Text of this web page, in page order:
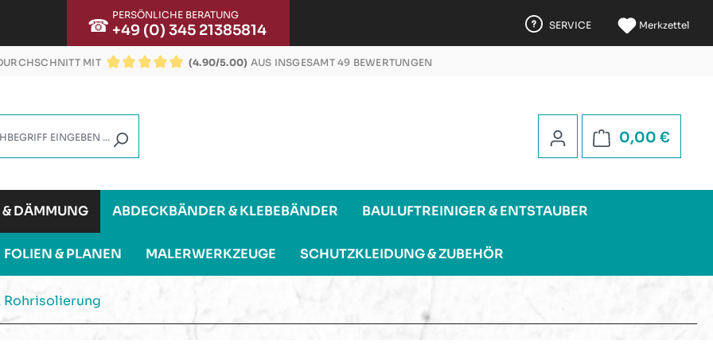
☎ PERSÖNLICHE BERATUNG
+49 (0) 345 21385814 SERVICE Merkzettel
MIT
(4.90/5.00) AUS INSGESAMT 49 BEWERTUNGEN
0,00 €
DÄMMUNG ABDECKBÄNDER & KLEBEBÄNDER BAULUFTREINIGER & ENTSTAUBER
FOLIEN & PLANEN MALERWERKZEUGE SCHUTZKLEIDUNG & ZUBEHÖR
Rohrisolierung